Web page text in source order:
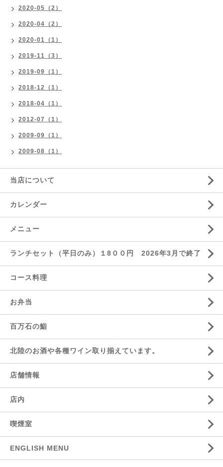
2020-05（2）
2020-04（2）
2020-01（1）
2019-11（3）
2019-09（1）
2018-12（1）
2018-04（1）
2012-07（1）
2009-09（1）
2009-08（1）
当店について
カレンダー
メニュー
ランチセット（平日のみ）１8００円 2026年3月で終了
コース料理
お弁当
百万石の鮨
北陸のお酒や各種ワイン取り揃えています。
店舗情報
店内
喫煙室
ENGLISH MENU